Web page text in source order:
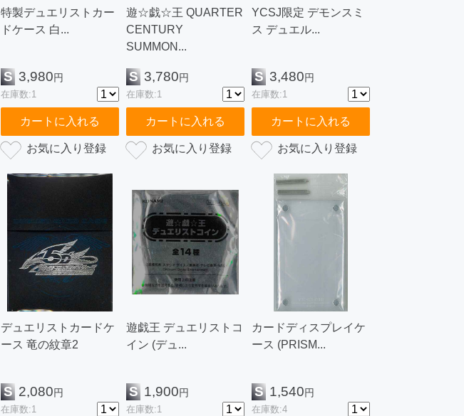
特製デュエリストカー
ドケース 白...
S 3,980円
在庫数:1
カートに入れる
遊☆戯☆王 QUARTER
CENTURY
SUMMON...
S 3,780円
在庫数:1
カートに入れる
YCSJ限定 デモンスミ
ス デュエル...
S 3,480円
在庫数:1
カートに入れる
デュエリストカードケ
ース 竜の紋章2
S 2,080円
在庫数:1
遊戯王 デュエリストコ
イン (デュ...
S 1,900円
在庫数:1
カードディスプレイケ
ース (PRISM...
S 1,540円
在庫数:4